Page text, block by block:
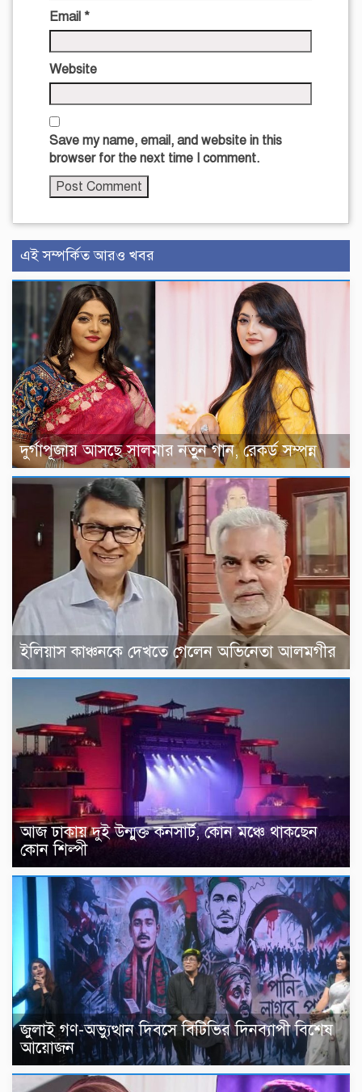
Email *
Website
Save my name, email, and website in this
browser for the next time I comment.
এই সম্পর্কিত আরও খবর
দুর্গাপূজায় আসছে সালমার নতুন গান, রেকর্ড সম্পন্ন
ইলিয়াস কাঞ্চনকে দেখতে গেলেন অভিনেতা আলমগীর
আজ ঢাকায় দুই উন্মুক্ত কনসার্ট, কোন মঞ্চে থাকছেন
কোন শিল্পী
জুলাই গণ-অভ্যুত্থান দিবসে বিটিভির দিনব্যাপী বিশেষ
আয়োজন